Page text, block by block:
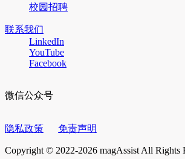
校园招聘
联系我们
LinkedIn
YouTube
Facebook
微信公众号
隐私政策 免责声明
Copyright © 2022-2026 magAssist All Rights